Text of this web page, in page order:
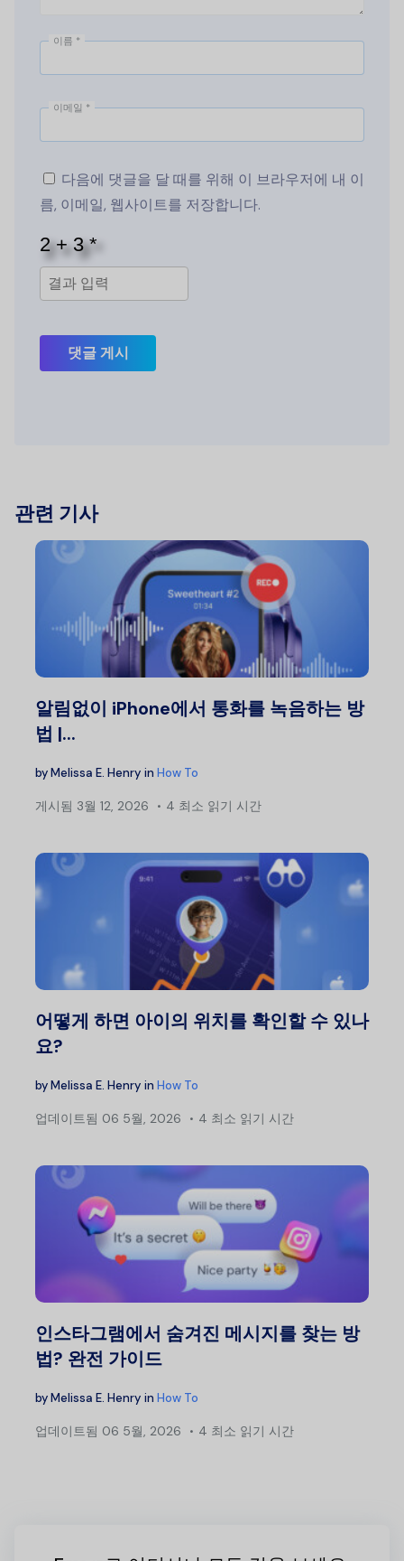
이름 *
이메일 *
다음에 댓글을 달 때를 위해 이 브라우저에 내 이
름, 이메일, 웹사이트를 저장합니다.
댓글 게시
관련 기사
알림없이 iPhone에서 통화를 녹음하는 방
법 |...
byMelissa E. Henry in How To
게시됨 3월 12, 2026 4 최소 읽기 시간
어떻게 하면 아이의 위치를 확인할 수 있나
요?
byMelissa E. Henry in How To
업데이트됨 06 5월, 2026 4 최소 읽기 시간
인스타그램에서 숨겨진 메시지를 찾는 방
법? 완전 가이드
byMelissa E. Henry in How To
업데이트됨 06 5월, 2026 4 최소 읽기 시간